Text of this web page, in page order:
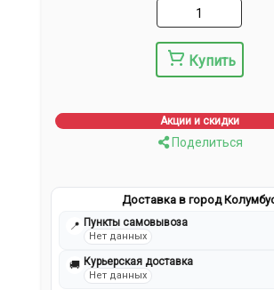
Купить
Акции и скидки
Поделиться
Доставка в город
📍 Пункты самовывоза
Нет данных
🚚 Курьерская доставка
Нет данных